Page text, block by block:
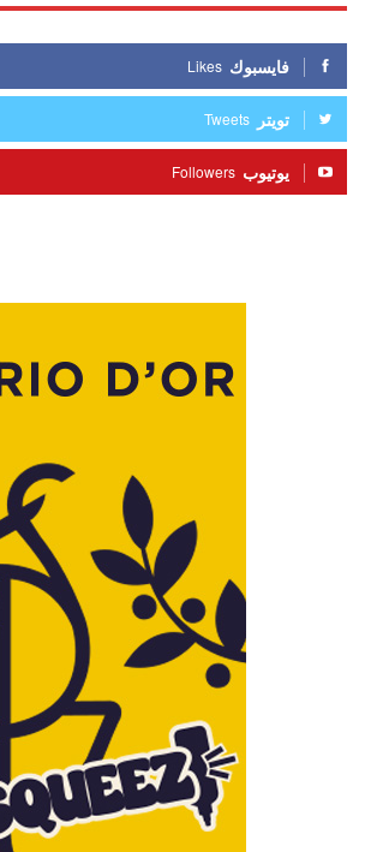
فايسبوك Likes
تويتر Tweets
يوتيوب Followers